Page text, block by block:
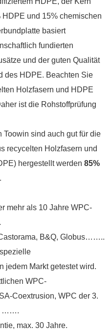
und 15% chemischen
basiert
fundierten
und der guten Qualität
des HDPE. Beachten Sie
Holzfasern und HDPE
ist die Rohstoffprüfung
Toowin sind auch gut für die
recycelten Holzfasern und
hergestellt werden85%
mehr als 10 Jahre WPC-
B&Q, Globus……..
jedem Markt getestet wird.
WPC-
Coextrusion, WPC der 3.
…….
max. 30 Jahre.